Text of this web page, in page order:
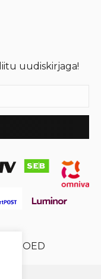
uudiskirjaga!
E-POED